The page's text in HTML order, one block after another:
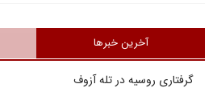
آخرین خبرها
گرفتاری روسیه در تله آزوف